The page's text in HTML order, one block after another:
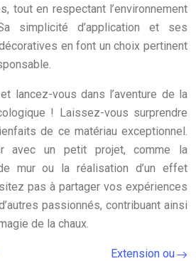
tout en respectant l’environnement
simplicité d’application et ses
en font un choix pertinent
lancez-vous dans l’aventure de la
! Laissez-vous surprendre
de ce matériau exceptionnel.
avec un petit projet, comme la
mur ou la réalisation d’un effet
pas à partager vos expériences
passionnés, contribuant ainsi
de la chaux.
Extension ou